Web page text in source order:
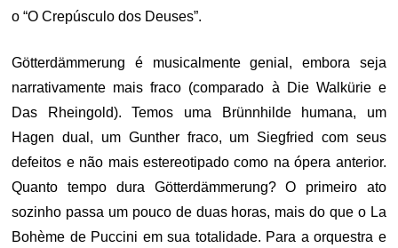
o “O Crepúsculo dos Deuses”.
Götterdämmerung é musicalmente genial, embora seja
narrativamente mais fraco (comparado à Die Walkürie e
Das Rheingold). Temos uma Brünnhilde humana, um
Hagen dual, um Gunther fraco, um Siegfried com seus
defeitos e não mais estereotipado como na ópera anterior.
Quanto tempo dura Götterdämmerung? O primeiro ato
sozinho passa um pouco de duas horas, mais do que o La
Bohème de Puccini em sua totalidade. Para a orquestra e